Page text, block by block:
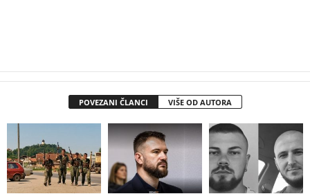
POVEZANI ČLANCI VIŠE OD AUTORA